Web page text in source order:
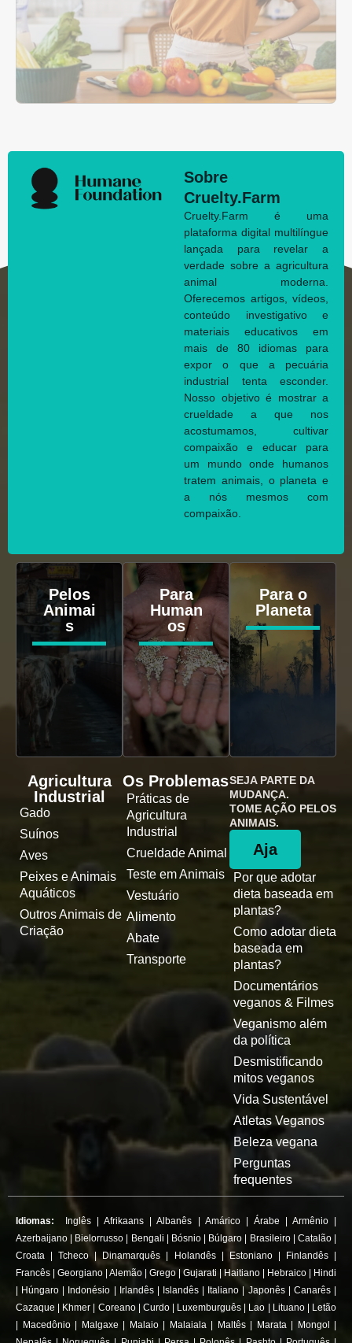
Sobre
Cruelty.Farm
Cruelty.Farm é uma
plataforma digital multilíngue
lançada para revelar a
verdade sobre a agricultura
animal moderna.
Oferecemos artigos, vídeos,
conteúdo investigativo e
materiais educativos em
mais de 80 idiomas para
expor o que a pecuária
industrial tenta esconder.
Nosso objetivo é mostrar a
crueldade a que nos
acostumamos, cultivar
compaixão e educar para
um mundo onde humanos
tratem animais, o planeta e
a nós mesmos com
compaixão.
Pelos
Animai
s
Para
Human
os
Para o
Planeta
Agricultura
Industrial
Gado
Suínos
Aves
Peixes e Animais
Aquáticos
Outros Animais de
Criação
Os Problemas
Práticas de
Agricultura
Industrial
Crueldade Animal
Teste em Animais
Vestuário
Alimento
Abate
Transporte
SEJA PARTE DA
MUDANÇA.
TOME AÇÃO PELOS
ANIMAIS.
Aja
Por que adotar
dieta baseada em
plantas?
Como adotar dieta
baseada em
plantas?
Documentários
veganos & Filmes
Veganismo além
da política
Desmistificando
mitos veganos
Vida Sustentável
Atletas Veganos
Beleza vegana
Perguntas
frequentes
Idiomas: Inglês |Afrikaans |Albanês Amárico| Árabe Armênio|
Azerbaijano
Bielorrusso Bengali Bósnio| Búlgaro Brasileiro| Catalão|
Croata |Tcheco| Dinamarquês Holandês| Estoniano| Finlandês|
Francês
Georgiano Alemão Grego Gujarati Haitiano Hebraico
Hindi
Húngaro Indonésio Irlandês| Islandês Italiano Japonês| Canarês|
Cazaque
Khmer Coreano| Curdo| Luxemburguês Lao Lituano|
Letão
Macedônio| Malgaxe| Malaio| Malaiala| Maltês| Marata| Mongol